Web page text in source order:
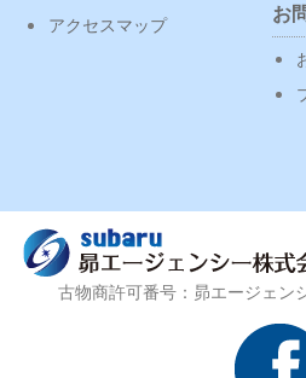
アクセスマップ
お
古物商許可番号：昴エージェ